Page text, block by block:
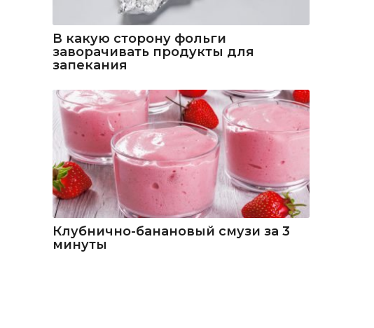
В какую сторону фольги
заворачивать продукты для
запекания
Клубнично-банановый смузи за 3
минуты